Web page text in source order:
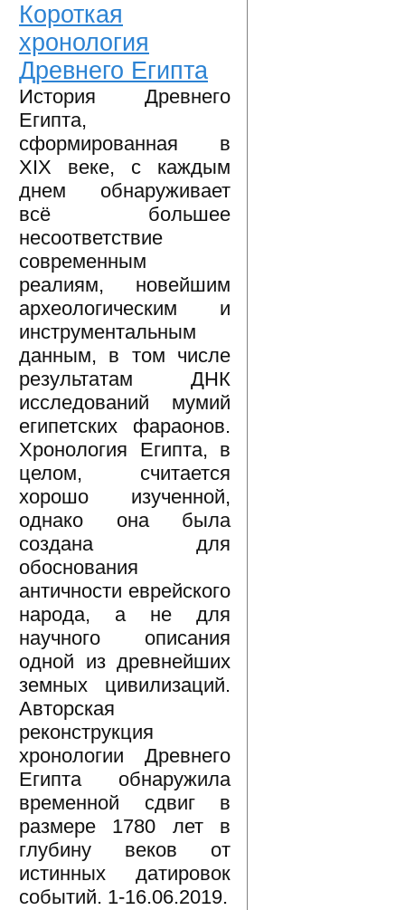
Короткая
хронология
Древнего Египта
История Древнего
Египта,
сформированная в
XIX веке, с каждым
днем обнаруживает
всё большее
несоответствие
современным
реалиям, новейшим
археологическим и
инструментальным
данным, в том числе
результатам ДНК
исследований мумий
египетских фараонов.
Хронология Египта, в
целом, считается
хорошо изученной,
однако она была
создана для
обоснования
античности еврейского
народа, а не для
научного описания
одной из древнейших
земных цивилизаций.
Авторская
реконструкция
хронологии Древнего
Египта обнаружила
временной сдвиг в
размере 1780 лет в
глубину веков от
истинных датировок
событий. 1-16.06.2019.